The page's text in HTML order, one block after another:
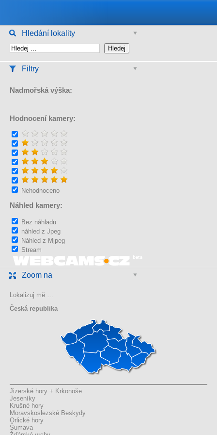
Hledání lokality
Filtry
Nadmořská výška:
Hodnocení kamery:
Nehodnoceno
Náhled kamery:
Bez náhladu
náhled z Jpeg
Náhled z Mjpeg
Stream
Zoom na
Lokalizuj mě …
Česká republika
Jizerské hory + Krkonoše
Jeseníky
Krušné hory
Moravskoslezské Beskydy
Orlické hory
Šumava